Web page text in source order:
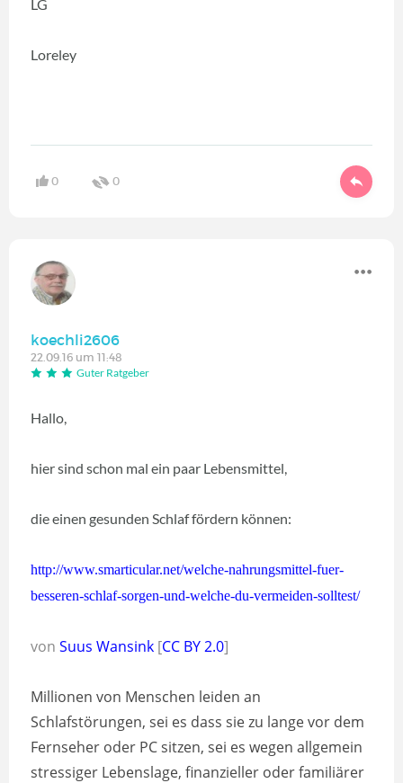
LG
Loreley
0 0
koechli2606
22.09.16 um 11:48
Guter Ratgeber
Hallo,
hier sind schon mal ein paar Lebensmittel,
die einen gesunden Schlaf fördern können:
http://www.smarticular.net/welche-nahrungsmittel-fuer-
besseren-schlaf-sorgen-und-welche-du-vermeiden-solltest/
von Suus Wansink [CC BY 2.0]
Millionen von Menschen leiden an
Schlafstörungen, sei es dass sie zu lange vor dem
Fernseher oder PC sitzen, sei es wegen allgemein
stressiger Lebenslage, finanzieller oder familiärer